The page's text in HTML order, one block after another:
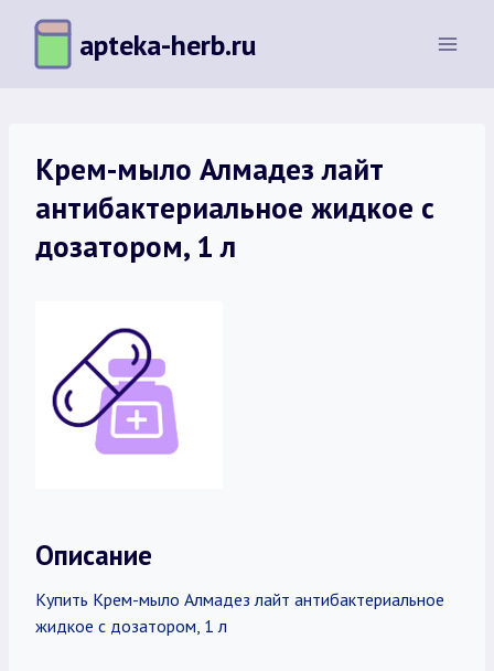
Перейти
содержимому
apteka-herb.ru
Крем-мыло Алмадез лайт
антибактериальное жидкое с
дозатором, 1 л
Описание
Купить Крем-мыло Алмадез лайт антибактериальное
жидкое с дозатором, 1 л